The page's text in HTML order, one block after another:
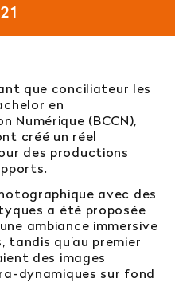
que conciliateur les
en
Numérique (BCCN),
créé un réel
des productions
avec des
a été proposée
ambiance immersive
qu’au premier
des images
dynamiques sur fond
en 2e ou 3e
plus
ne trouvez
?
orientation